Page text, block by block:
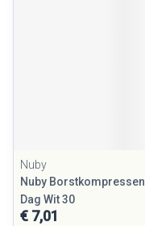
Nuby
Nuby Borstkompressen
Dag Wit 30
€ 7,01